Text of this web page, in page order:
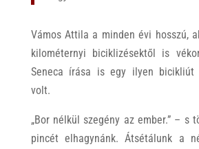
Vámos Attila a minden évi hosszú,
kilométernyi biciklizésektől is
Seneca írása is egy ilyen bicikliút
volt.
„Bor nélkül szegény az ember.” – s
pincét elhagynánk. Átsétálunk a